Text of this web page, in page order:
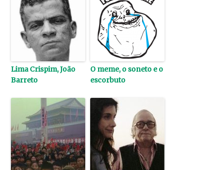
Lima Crispim, João
Barreto
O meme, o soneto e o
escorbuto